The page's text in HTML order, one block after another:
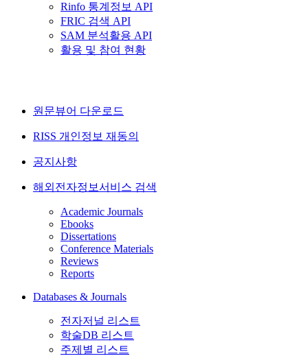
Rinfo 통계정보 API
FRIC 검색 API
SAM 분석활용 API
활용 및 참여 현황
원문뷰어 다운로드
RISS 개인정보 재동의
공지사항
해외전자정보서비스 검색
Academic Journals
Ebooks
Dissertations
Conference Materials
Reviews
Reports
Databases & Journals
전자저널 리스트
학술DB 리스트
주제별 리스트